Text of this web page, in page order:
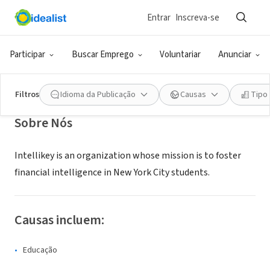
Participar Buscar Emprego Voluntariar Anunciar
Entrar Inscreva-se
Filtros Idioma da Publicação Causas Tipo
ONG (SETOR SOCIAL)
Intellikey
Sobre Nós
Intellikey is an organization whose mission is to foster
financial intelligence in New York City students.
Causas incluem:
Educação